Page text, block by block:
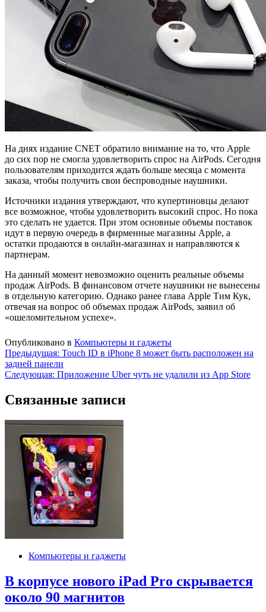
На днях издание CNET обратило внимание на то, что Apple
до сих пор не смогла удовлетворить спрос на AirPods. Сегодня
пользователям приходится ждать больше месяца с момента
заказа, чтобы получить свои беспроводные наушники.
Источники издания утверждают, что купертиновцы делают
все возможное, чтобы удовлетворить высокий спрос. Но пока
это сделать не удается. При этом основные объемы поставок
идут в первую очередь в фирменные магазины Apple, а
остатки продаются в онлайн-магазинах и направляются к
партнерам.
На данный момент невозможно оценить реальные объемы
продаж AirPods. В финансовом отчете наушники не вынесены
в отдельную категорию. Однако ранее глава Apple Тим Кук,
отвечая на вопрос об объемах продаж AirPods, заявил об
«ошеломительном успехе».
Опубликовано в Компьютеры и гаджеты
Навигация
по
Предыдущая: Touch ID в iPhone 8 может быть расположен на
задней панели
Следующая: Приложение Uber чуть не удалили из App Store
Связанные записи
Компьютеры и гаджеты
В корпусе нового iPad Pro скрывается
около 90 магнитов